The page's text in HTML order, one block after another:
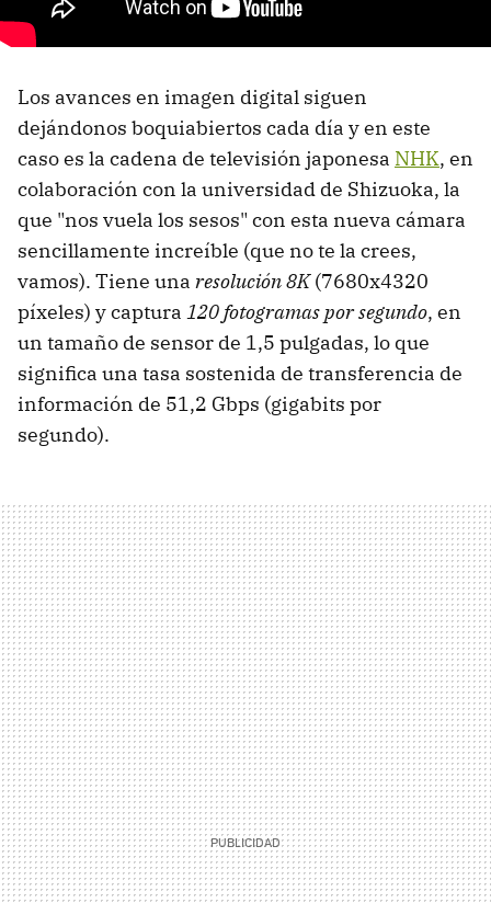
Los avances en imagen digital siguen
dejándonos boquiabiertos cada día y en este
caso es la cadena de televisión japonesa NHK, en
colaboración con la universidad de Shizuoka, la
que "nos vuela los sesos" con esta nueva cámara
sencillamente increíble (que no te la crees,
vamos). Tiene una resolución 8K(7680x4320
píxeles) y captura 120 fotogramas por segundo, en
un tamaño de sensor de 1,5 pulgadas, lo que
significa una tasa sostenida de transferencia de
información de 51,2 Gbps (gigabits por
segundo).